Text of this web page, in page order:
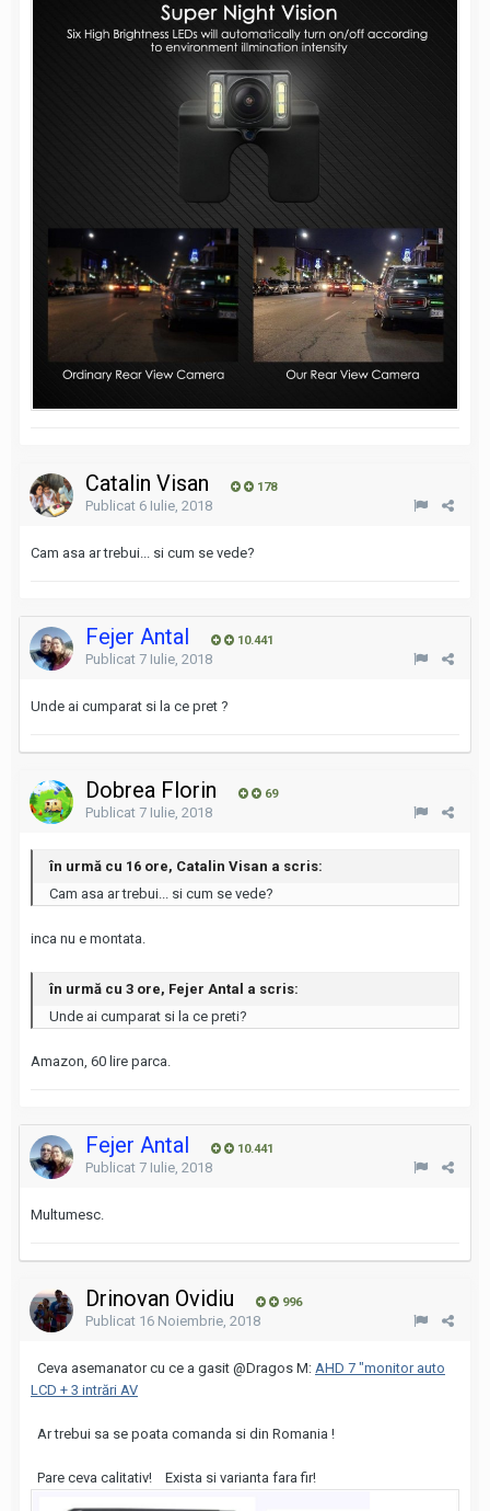
Catalin Visan 178
Publicat 6 Iulie, 2018
Cam asa ar trebui... si cum se vede?
Fejer Antal 10.441
Publicat 7 Iulie, 2018
Unde ai cumparat si la ce pret ?
Dobrea Florin 69
Publicat 7 Iulie, 2018
în urmă cu 16 ore, Catalin Visan a scris:
Cam asa ar trebui... si cum se vede?
inca nu e montata.
în urmă cu 3 ore, Fejer Antal a scris:
Unde ai cumparat si la ce preti?
Amazon, 60 lire parca.
Fejer Antal 10.441
Publicat 7 Iulie, 2018
Multumesc.
Drinovan Ovidiu 996
Publicat 16 Noiembrie, 2018
Ceva asemanator cu ce a gasit @Dragos M: AHD 7 "monitor auto
LCD + 3 intrări AV
Ar trebui sa se poata comanda si din Romania !
Pare ceva calitativ! Exista si varianta fara fir!